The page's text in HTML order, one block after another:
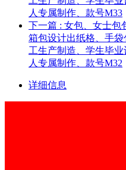
人专属制作、款号M33
下一篇 : 女包、女士包
箱包设计出纸格、手
工生产制造、学生毕
人专属制作、款号M32
详细信息